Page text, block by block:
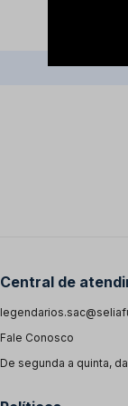
Central de
Fale Conosco
De segunda a quinta,